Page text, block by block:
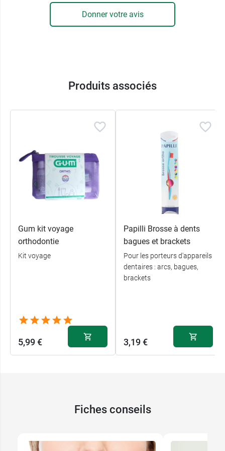
Le second atout de cettebrosse à dents
chirurgical Curaproxse trouve au niveau de sa
que les doigts dérapent pendant le brossage, et
Problèmes de gencives
Après l'intervention
En cas de port de prothèse ou d'appareils
dentaire avec brackets, nous vous conseillons la
brosse à dents Orthodontique CS 5460 Cuprarox
Conditionnement : Vendu à l'unité
Donner votre avis
Produits associés
Gum kit voyage
orthodontie
Kit voyage
5,99 €
Papilli Brosse à dents
bagues et brackets
Pour les porteurs d'appareils
dentaires : arcs, bagues,
brackets
3,19 €
Fiches conseils